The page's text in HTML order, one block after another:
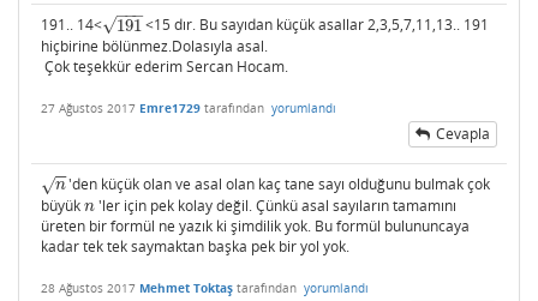
191.. 14< 191
−−
−
√
191
<15 dır. Bu sayıdan küçük asallar 2,3,5,7,11,13.. 191
hiçbirine bölünmez.Dolasıyla asal.
Çok teşekkür ederim Sercan Hocam.
27 Ağustos 2017 Emre1729 tarafından yorumlandı
Cevapla
n
−
−
√
n
'den küçük olan ve asal olan kaç tane sayı olduğunu bulmak çok
büyük n
n'ler için pek kolay değil. Çünkü asal sayıların tamamını
üreten bir formül ne yazık ki şimdilik yok. Bu formül bulununcaya
kadar tek tek saymaktan başka pek bir yol yok.
28 Ağustos 2017 Mehmet Toktaş tarafından yorumlandı